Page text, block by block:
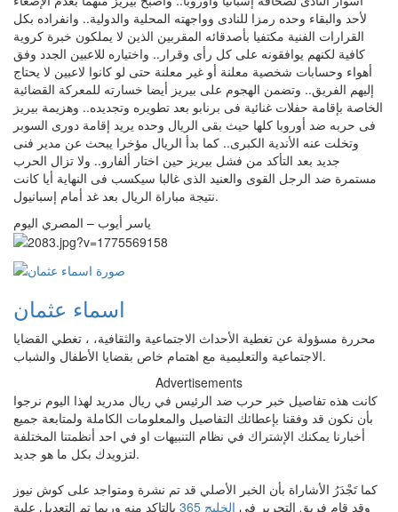
لأحد والبقاء وحده رمزا للنادى وواجهته المحلية والدولية.. وانفراده بكل
القرارات الفنية مكتفيا بأصدقائه المقربين الذين لا يملكون خبرة كروية
كافية لكنهم يوافقونه على كل رأى وقرار.. واختياره للاعبين الجدد وفق
أهواء وحسابات شخصية معلنة أو غير معلنة حتى لو كانوا لاعبين لا يحتاج
إليهم الفريق.. وتضمن الهجوم على بيريز أيضا خسارته للمعركة القضائية
الخاصة بإقامة حفلات غنائية فى برنابو بعد تطويره وتجديده.. وهزيمة بيريز
فى حربه ضد أوروبا كلها حيث بقى الريال وحده يريد إقامة دورى السوبر
وتخلت عنه الأندية الكبرى.. كما بدأ الريال مؤخرا يبحث عن مدير فنى
جديد بعد التأكد من فشل بيريز حين اختار ألفارو.. ولا تزال الحرب
مستمرة ضد الرجل القوى والعنيد الذى غالبا سيكسب فى النهاية أيا كانت
نتيجة مباراة الريال بعد غد أمام إسبانيول.
ياسر أيوب – المصري اليوم
اسماء عثمان
محررة مسؤولة عن تغطية الأحداث الاجتماعية والثقافية، ، تغطي القضايا
الاجتماعية والتعليمية مع اهتمام خاص بقضايا الأطفال والشباب.
Advertisements
كانت هذه تفاصيل خبر حرب ضد الرئيس في ريال مدريد لهذا اليوم نرجوا
بأن نكون قد وفقنا بإعطائك التفاصيل والمعلومات الكاملة ولمتابعة جميع
أخبارنا يمكنك الإشتراك في نظام التنبيهات او في احد أنظمتنا المختلفة
لتزويدك بكل ما هو جديد.
كما تَجْدَرُ الأشاراة بأن الخبر الأصلي قد تم نشرة ومتواجد على كوش نيوز
وقد قام فريق التحرير في الخليج 365
بالتاكد منه وربما تم التعديل علية